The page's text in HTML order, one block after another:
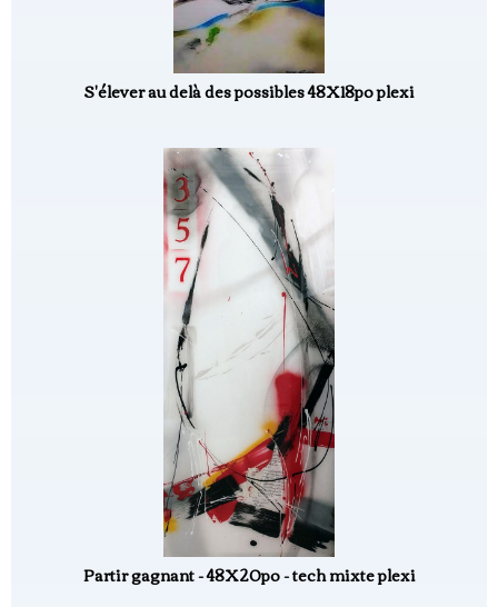
S'élever au delà des possibles 48X18po plexi
Partir gagnant - 48X20po - tech mixte plexi